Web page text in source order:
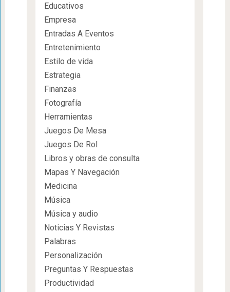
Educativos
Empresa
Entradas A Eventos
Entretenimiento
Estilo de vida
Estrategia
Finanzas
Fotografía
Herramientas
Juegos De Mesa
Juegos De Rol
Libros y obras de consulta
Mapas Y Navegación
Medicina
Música
Música y audio
Noticias Y Revistas
Palabras
Personalización
Preguntas Y Respuestas
Productividad